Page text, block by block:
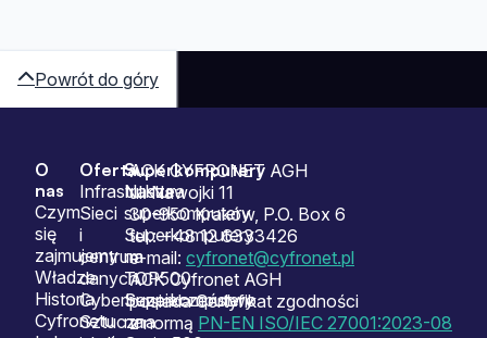
Powrót do góry
Sitemap
O
nas
Czym
się
zajmujemy
Władze
Historia
Cyfronetu
Oferta
Infrastruktura
Sieci
i
centrum
danych
Cyberbezpieczeństwo
Sztuczna
Superkomputery
Nasze
superkomputery
Superkomputery
na
TOP500
Superkomputery
na
ACK CYFRONET AGH
ul. Nawojki 11
30-950 Kraków, P.O. Box 6
tel.: +48 12 6333426
e-mail: cyfronet@cyfronet.pl
ACK Cyfronet AGH
posiada Certyfikat zgodności
z normą PN-EN ISO/IEC 27001:2023-08